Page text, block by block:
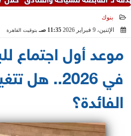
بنوك
الإثنين، 9 فبراير 2026
11:35 صـ بتوقيت القاهرة
موعد أول اجتماع
في 2026.. هل
الفائدة؟